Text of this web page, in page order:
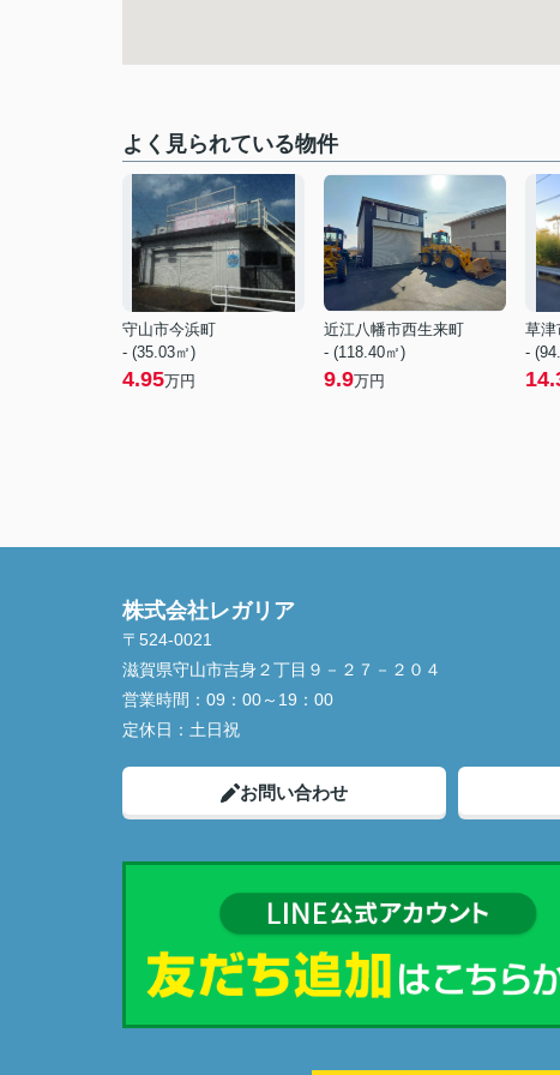
よく見られている物件
守山市今浜町
- (35.03㎡)
4.95万円
近江八幡市西生来町
- (118.40㎡)
9.9万円
草津
-
株式会社レガリア
〒524-0021
滋賀県守山市吉身２丁目９－２７－２０４
営業時間： 09：00～19：00
定休日： 土日祝
お問い合わせ